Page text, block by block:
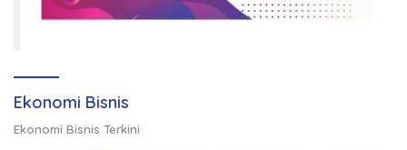
Ekonomi Bisnis
Ekonomi Bisnis Terkini